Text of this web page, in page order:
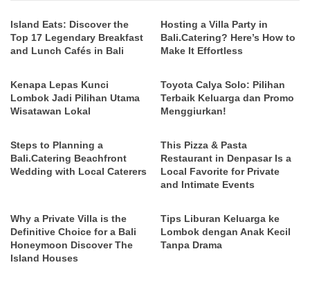
Island Eats: Discover the
Top 17 Legendary Breakfast
and Lunch Cafés in Bali
Hosting a Villa Party in
Bali.Catering? Here’s How to
Make It Effortless
Kenapa Lepas Kunci
Lombok Jadi Pilihan Utama
Wisatawan Lokal
Toyota Calya Solo: Pilihan
Terbaik Keluarga dan Promo
Menggiurkan!
Steps to Planning a
Bali.Catering Beachfront
Wedding with Local Caterers
This Pizza & Pasta
Restaurant in Denpasar Is a
Local Favorite for Private
and Intimate Events
Why a Private Villa is the
Definitive Choice for a Bali
Honeymoon Discover The
Island Houses
Tips Liburan Keluarga ke
Lombok dengan Anak Kecil
Tanpa Drama